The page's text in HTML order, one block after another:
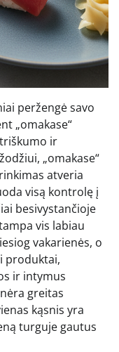
peržengė savo
„omakase“
ir
„omakase“
atveria
visą kontrolę į
besivystančioje
vis labiau
vakarienės, o
produktai,
ir intymus
greitas
kąsnis yra
turguje gautus